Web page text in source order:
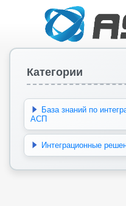
Категории
База знаний по
АСП
Интеграционные